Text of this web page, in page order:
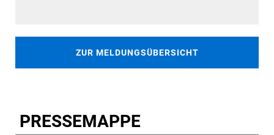
ZUR MELDUNGSÜBERSICHT
PRESSEMAPPE